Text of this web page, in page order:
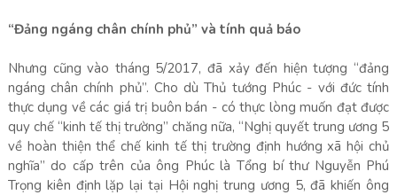
“Đảng ngáng chân chính phủ” và tính quả báo
Nhưng cũng vào tháng 5/2017, đã xảy đến hiện tượng “đảng
ngáng chân chính phủ”. Cho dù Thủ tướng Phúc - với đức tính
thực dụng về các giá trị buôn bán - có thực lòng muốn đạt được
quy chế “kinh tế thị trường” chăng nữa, “Nghị quyết trung ương 5
về hoàn thiện thể chế kinh tế thị trường định hướng xã hội chủ
nghĩa” do cấp trên của ông Phúc là Tổng bí thư Nguyễn Phú
Trọng kiên định lặp lại tại Hội nghị trung ương 5, đã khiến ông